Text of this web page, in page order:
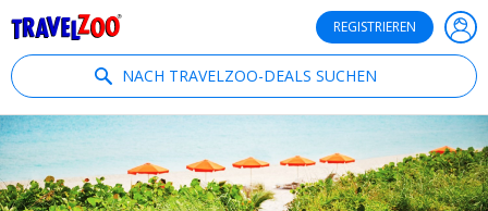
REGISTRIEREN
NACH TRAVELZOO-DEALS SUCHEN